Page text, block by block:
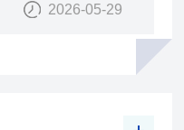
2026-05-29